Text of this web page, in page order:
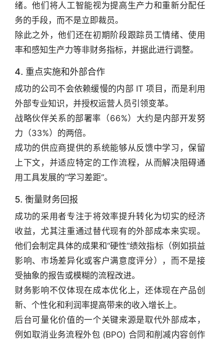
绪。他们将人工智能视为提高生产力和重新分配任
务的手段，而不是立即裁员。
除此之外，他们还在初期阶段跟踪员工情绪、使用
率和感知生产力等非财务指标，并据此进行调整。
4. 重点实施和外部合作
成功的公司不会依赖缓慢的内部 IT 项目，而是利用
外部专业知识，并授权运营人员引领变革。
战略伙伴关系的部署率（66%）大约是内部开发努
力（33%）的两倍。
成功的供应商提供的系统能够从反馈中学习，保留
上下文，并适应特定的工作流程，从而解决阻碍通
用工具发展的“学习差距”。
5. 衡量财务回报
成功的采用者专注于将效率提升转化为切实的经济
收益，尤其注重通过替代现有的外部成本来实现。
他们会制定具体的成果和“硬性”绩效指标（例如损益
影响、市场差异化或客户满意度评分），而不是接
受抽象的报告或模糊的流程改进。
财务影响不仅体现在成本优化上，还体现在产品创
新、个性化和利润率提高带来的收入增长上。
后台可量化价值的一个关键来源是取代外部成本，
例如取消业务流程外包 (BPO) 合同和削减内容创作